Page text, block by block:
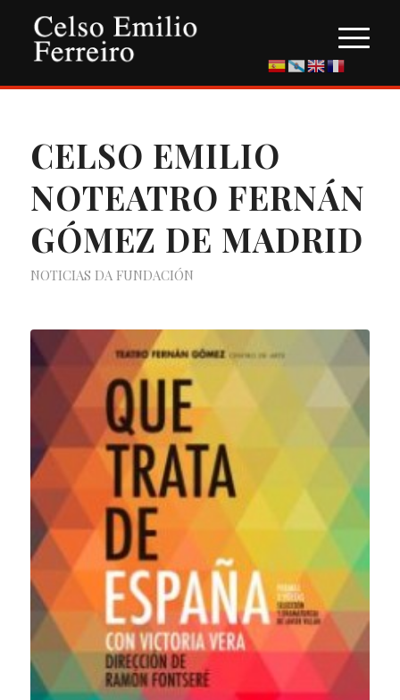
CELSO EMILIO
NOTEATRO FERNÁN
GÓMEZ DE MADRID
NOTICIAS DA FUNDACIÓN